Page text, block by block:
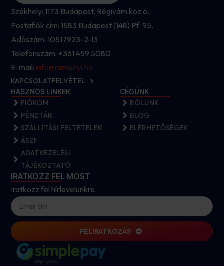
Székhely: 1173 Budapest, Régivám köz 6.
Postafiók cím: 1583 Budapest (148) Pf. 95.
Adószám: 10517923-2-13
Telefonszám: +361 459 5080
E-mail: info@remenyi.hu
KAPCSOLATFELVÉTEL
HASZNOS LINKEK
FIÓKOM
PÉNZTÁR
SZÁLLÍTÁSI FELTÉTELEK
ÁSZF
ADATKEZELÉSI
TÁJÉKOZTATÓ
CÉGÜNK
RÓLUNK
BLOG
ELÉRHETŐSÉGEK
IRATKOZZ FEL MOST
Iratkozz fel hírlevelünkre.
FELIRATKOZÁS